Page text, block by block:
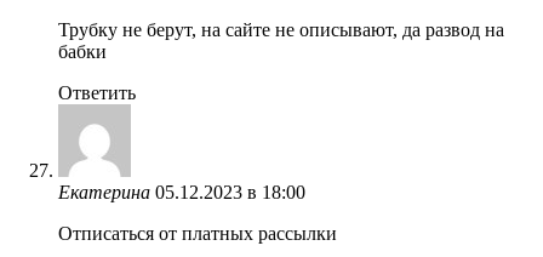
Трубку не берут, на сайте не описывают, да развод на
бабки
Ответить
Екатерина 05.12.2023 в 18:00
Отписаться от платных рассылки